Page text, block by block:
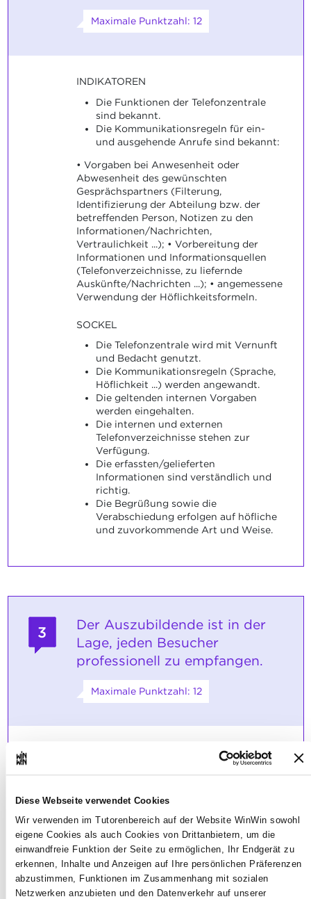
Diese Webseite verwendet Cookies
Wir verwenden im Tutorenbereich auf der Website WinWin sowohl
eigene Cookies als auch Cookies von Drittanbietern, um die
einwandfreie Funktion der Seite zu ermöglichen, Ihr Endgerät zu
erkennen, Inhalte und Anzeigen auf Ihre persönlichen Präferenzen
abzustimmen, Funktionen im Zusammenhang mit sozialen
Netzwerken anzubieten und den Datenverkehr auf unserer
Maximale Punktzahl: 12
INDIKATOREN
Die Funktionen der Telefonzentrale
sind bekannt.
Die Kommunikationsregeln für ein-
und ausgehende Anrufe sind bekannt:
• Vorgaben bei Anwesenheit oder
Abwesenheit des gewünschten
Gesprächspartners (Filterung,
Identifizierung der Abteilung bzw. der
betreffenden Person, Notizen zu den
Informationen/Nachrichten,
Vertraulichkeit ...); • Vorbereitung der
Informationen und Informationsquellen
(Telefonverzeichnisse, zu liefernde
Auskünfte/Nachrichten ...); • angemessene
Verwendung der Höflichkeitsformeln.
SOCKEL
Die Telefonzentrale wird mit Vernunft
und Bedacht genutzt.
Die Kommunikationsregeln (Sprache,
Höflichkeit ...) werden angewandt.
Die geltenden internen Vorgaben
werden eingehalten.
Die internen und externen
Telefonverzeichnisse stehen zur
Verfügung.
Die erfassten/gelieferten
Informationen sind verständlich und
richtig.
Die Begrüßung sowie die
Verabschiedung erfolgen auf höfliche
und zuvorkommende Art und Weise.
3
Der Auszubildende ist in der
Lage, jeden Besucher
professionell zu empfangen.
Maximale Punktzahl: 12
Die wesentlichen Regeln für den
bekannt:
• den Besucher bei seiner Ankunft
begrüßen, • sein Anliegen richtig
verstehen, • den Gesprächspartner/die
Kontaktperson ausfindig machen, • dem
Besucher Auskunft erteilen oder ihn um
Geduld bitten, • dem Besucher die